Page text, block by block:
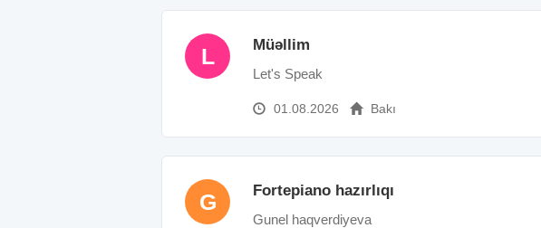
L Müəllim
Let's Speak
01.08.2026 Bakı
G Fortepiano hazırlıqı
Gunel haqverdiyeva